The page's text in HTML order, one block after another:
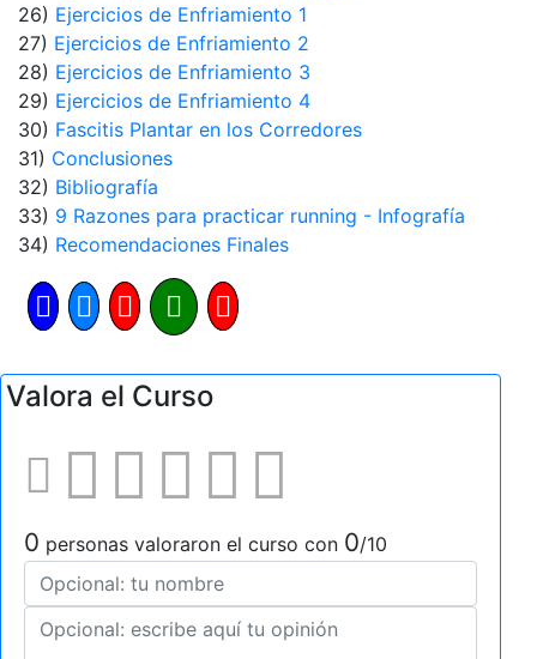
26) Ejercicios de Enfriamiento 1
27) Ejercicios de Enfriamiento 2
28) Ejercicios de Enfriamiento 3
29) Ejercicios de Enfriamiento 4
30) Fascitis Plantar en los Corredores
31) Conclusiones
32) Bibliografía
33) 9 Razones para practicar running - Infografía
34) Recomendaciones Finales
Valora el Curso
0 personas valoraron el curso con 0/10